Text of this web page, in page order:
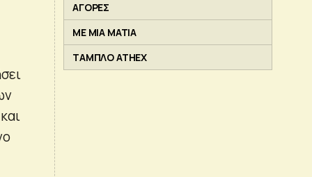
ΑΓΟΡΕΣ
ΜΕ ΜΙΑ ΜΑΤΙΑ
ΤΑΜΠΛΟ ATHEX